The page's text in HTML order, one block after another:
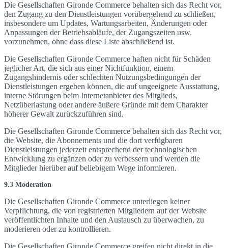
Die Gesellschaften Gironde Commerce behalten sich das Recht vor,
den Zugang zu den Dienstleistungen vorübergehend zu schließen,
insbesondere um Updates, Wartungsarbeiten, Änderungen oder
Anpassungen der Betriebsabläufe, der Zugangszeiten usw.
vorzunehmen, ohne dass diese Liste abschließend ist.
Die Gesellschaften Gironde Commerce haften nicht für Schäden
jeglicher Art, die sich aus einer Nichtfunktion, einem
Zugangshindernis oder schlechten Nutzungsbedingungen der
Dienstleistungen ergeben können, die auf ungeeignete Ausstattung,
interne Störungen beim Internetanbieter des Mitglieds,
Netzüberlastung oder andere äußere Gründe mit dem Charakter
höherer Gewalt zurückzuführen sind.
Die Gesellschaften Gironde Commerce behalten sich das Recht vor,
die Website, die Abonnements und die dort verfügbaren
Dienstleistungen jederzeit entsprechend der technologischen
Entwicklung zu ergänzen oder zu verbessern und werden die
Mitglieder hierüber auf beliebigem Wege informieren.
9.3 Moderation
Die Gesellschaften Gironde Commerce unterliegen keiner
Verpflichtung, die von registrierten Mitgliedern auf der Website
veröffentlichten Inhalte und den Austausch zu überwachen, zu
moderieren oder zu kontrollieren.
Die Gesellschaften Gironde Commerce greifen nicht direkt in die